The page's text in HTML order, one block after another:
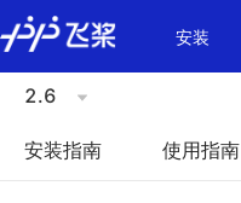
\u200E
安装
2.6
安装指南 使用指南